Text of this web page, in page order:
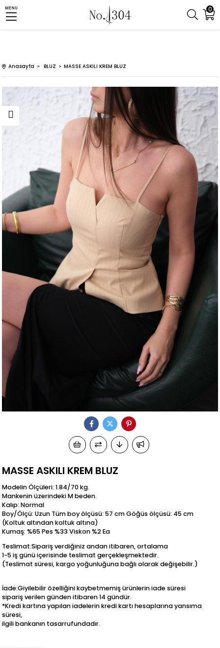
0
MENU
Anasayfa BLUZ MASSE ASKILI KREM BLUZ
MASSE ASKILI KREM BLUZ
Modelin Ölçüleri: 1.84/70 kg.
Mankenin üzerindeki M beden.
Kalıp: Normal
Boy/Ölçü: Uzun Tüm boy ölçüsü: 57 cm Göğüs ölçüsü: 45 cm
(Koltuk altından koltuk altına)
Kumaş: %65 Pes %33 Viskon %2 Ea
Teslimat:Sipariş verdiğiniz andan itibaren, ortalama
1-5 iş günü içerisinde teslimat gerçekleşmektedir.
(Teslimat süresi, kargo yoğunluğuna bağlı olarak değişebilir.)
İade:Giyilebilir özelliğini kaybetmemiş ürünlerin iade süresi
sipariş verilen günden itibaren 14 gündür.
*Kredi kartına yapılan iadelerin kredi kartı hesaplarına yansıma
süresi,
ilgili bankanın tasarrufundadır.